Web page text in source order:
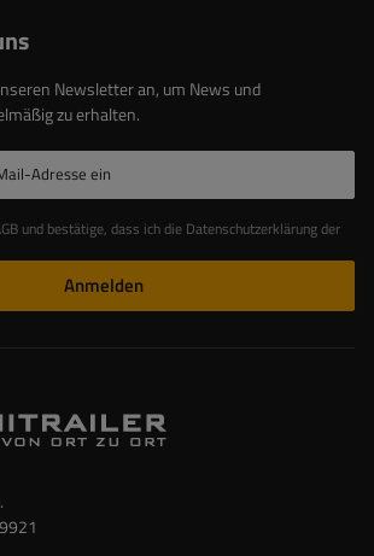
Newsletter an, um News und
zu erhalten.
Adresse ein
dass ich die Datenschutzerklärung der Website zur Kenntnis genommen habe
Anmelden